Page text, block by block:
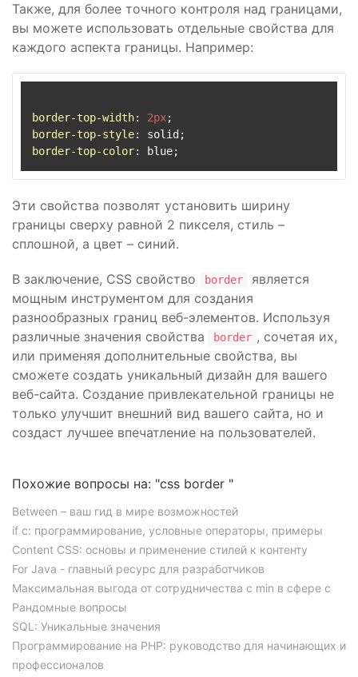
Также, для более точного контроля над границами,
вы можете использовать отдельные свойства для
каждого аспекта границы. Например:
border-top-width: 2px
border-top-style
border-top-color
Эти свойства позволят установить ширину
границы сверху равной 2 пикселя, стиль –
сплошной, а цвет – синий.
В заключение, CSS свойство border
является
мощным инструментом для создания
разнообразных границ веб-элементов. Используя
различные значения свойства
border , сочетая их,
или применяя дополнительные свойства, вы
сможете создать уникальный дизайн для вашего
веб-сайта. Создание привлекательной границы не
только улучшит внешний вид вашего сайта, но и
создаст лучшее впечатление на пользователей.
Похожие вопросы на: "css border "
Between – ваш гид в мире возможностей
if c: программирование, условные операторы, примеры
Content CSS: основы и применение стилей к контенту
For Java - главный ресурс для разработчиков
Максимальная выгода от сотрудничества с min в сфере c
Рандомные вопросы
SQL: Уникальные значения
Программирование на PHP: руководство для начинающих и
профессионалов